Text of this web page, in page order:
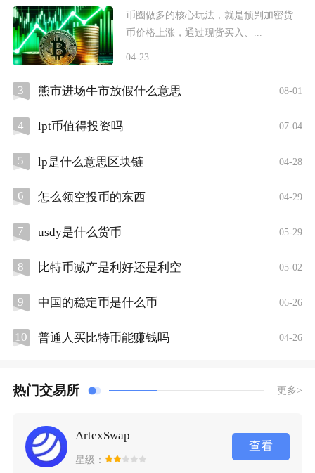
币圈做多的核心玩法，就是预判加密货
币价格上涨，通过现货买入、...
04-23
3 熊市进场牛市放假什么意思 08-01
4 lpt币值得投资吗 07-04
5 lp是什么意思区块链 04-28
6 怎么领空投币的东西 04-29
7 usdy是什么货币 05-29
8 比特币减产是利好还是利空 05-02
9 中国的稳定币是什么币 06-26
10 普通人买比特币能赚钱吗 04-26
热门交易所 更多>
ArtexSwap
星级：
查看